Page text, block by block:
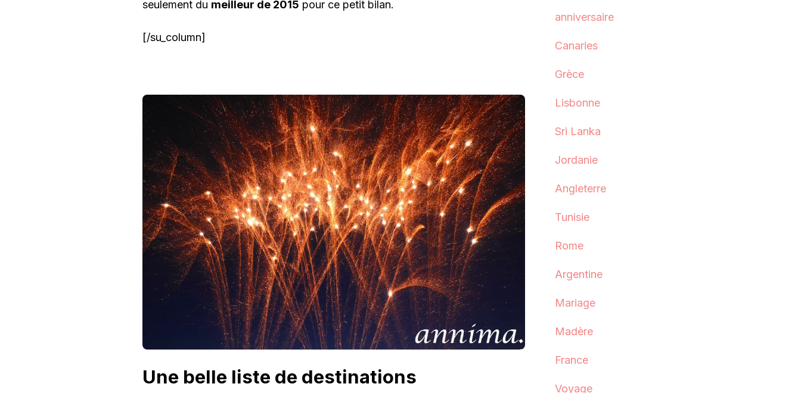
seulement du meilleur de 2015 pour ce petit bilan.
[/su_column]
Une belle liste de destinations
anniversaire
Canaries
Grèce
Lisbonne
Sri Lanka
Jordanie
Angleterre
Tunisie
Rome
Argentine
Mariage
Madère
France
Voyage